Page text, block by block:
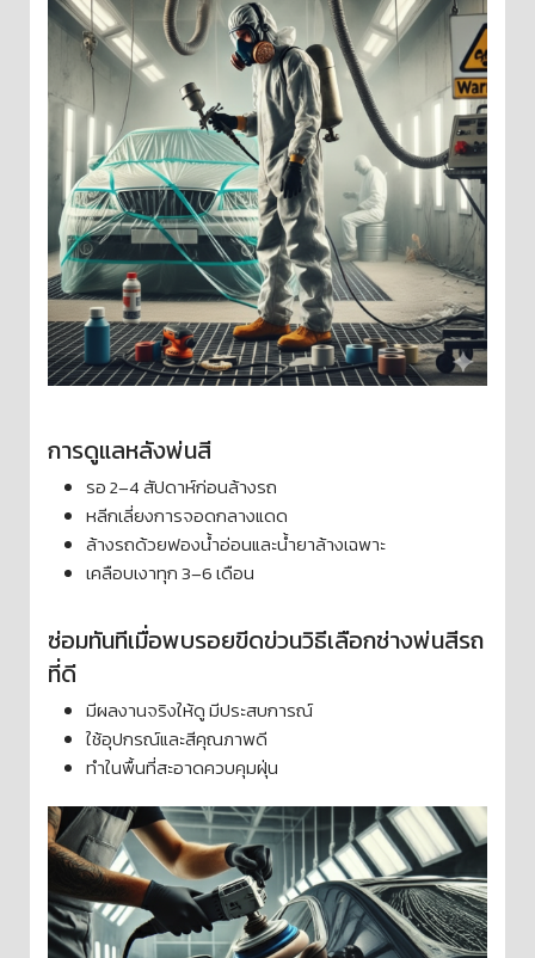
การดูแลหลังพ่นสี
รอ 2–4 สัปดาห์ก่อนล้างรถ
หลีกเลี่ยงการจอดกลางแดด
ล้างรถด้วยฟองน้ำอ่อนและน้ำยาล้างเฉพาะ
เคลือบเงาทุก 3–6 เดือน
ซ่อมทันทีเมื่อพบรอยขีดข่วนวิธีเลือกช่างพ่นสีรถ
ที่ดี
มีผลงานจริงให้ดู มีประสบการณ์
ใช้อุปกรณ์และสีคุณภาพดี
ทำในพื้นที่สะอาดควบคุมฝุ่น